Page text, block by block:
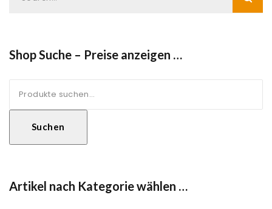
Shop Suche – Preise anzeigen …
Suche
nach:
Suchen
Artikel nach Kategorie wählen …